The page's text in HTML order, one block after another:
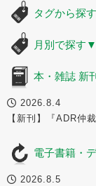
タグから探す
月別で探す ▼
本・雑誌 新刊
2026.8.4
【新刊】『ADR仲
電子書籍・
2026.8.5